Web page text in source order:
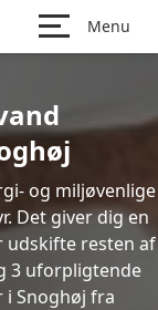
Menu
og miljøvenlige
Det giver dig en
udskifte resten af
3 uforpligtende
Snoghøj fra